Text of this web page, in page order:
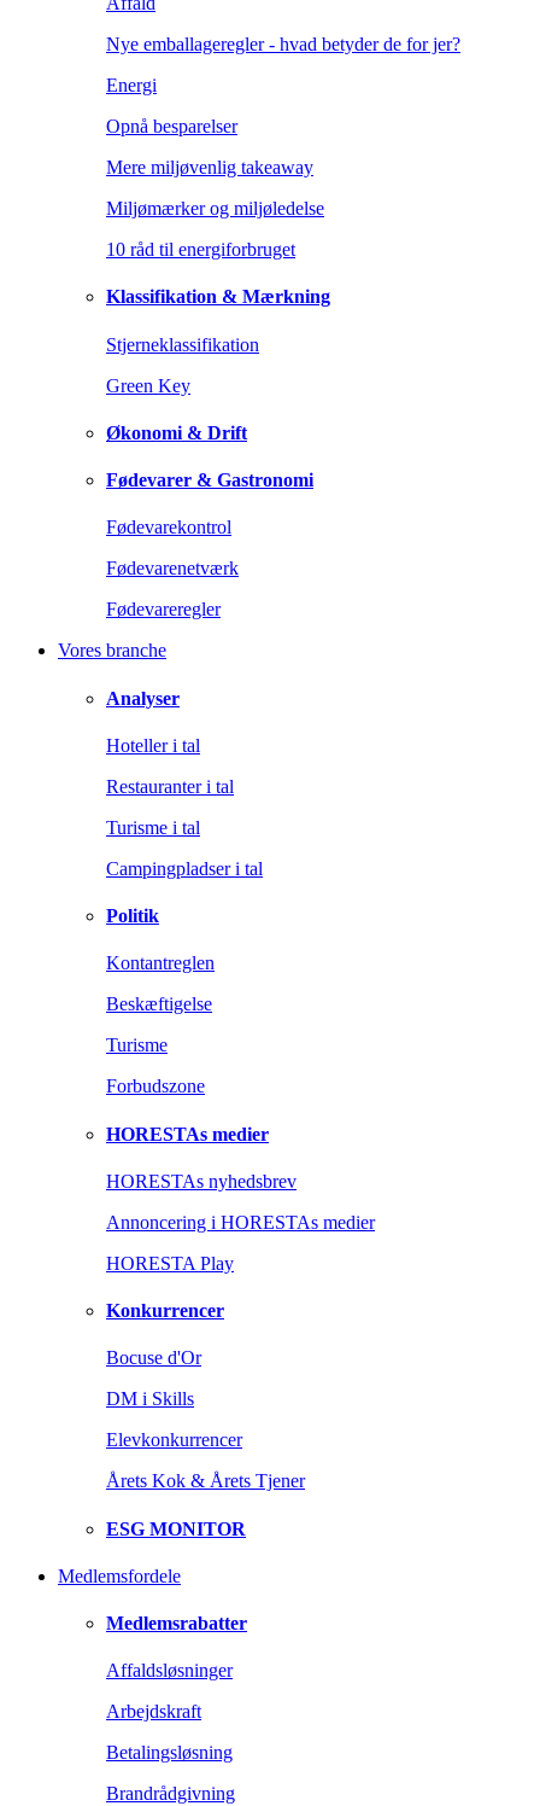
Nye emballageregler - hvad betyder de for jer?
Energi
Opnå besparelser
Mere miljøvenlig takeaway
Miljømærker og miljøledelse
10 råd til energiforbruget
Klassifikation & Mærkning
Stjerneklassifikation
Green Key
Økonomi & Drift
Fødevarer & Gastronomi
Fødevarekontrol
Fødevarenetværk
Fødevareregler
Vores branche
Analyser
Hoteller i tal
Restauranter i tal
Turisme i tal
Campingpladser i tal
Politik
Kontantreglen
Beskæftigelse
Turisme
Forbudszone
HORESTAs medier
HORESTAs nyhedsbrev
Annoncering i HORESTAs medier
HORESTA Play
Konkurrencer
Bocuse d'Or
DM i Skills
Elevkonkurrencer
Årets Kok & Årets Tjener
ESG MONITOR
Medlemsfordele
Medlemsrabatter
Affaldsløsninger
Arbejdskraft
Betalingsløsning
Brandrådgivning